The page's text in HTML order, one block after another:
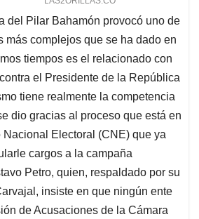
del Pilar Bahamón provocó uno de
más complejos que se ha dado en
tiempos es el relacionado con
el Presidente de la República
tiene realmente la competencia
dio gracias al proceso que está en
Electoral (CNE) que ya
cargos a la campaña
Petro, quien, respaldado por su
insiste en que ningún ente
de Acusaciones de la Cámara